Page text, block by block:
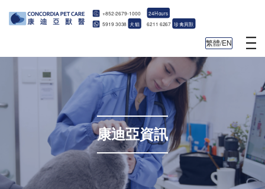
+852-2679-1000 24Hours
5919 3038 犬貓 6211 6267 珍禽異獸
繁體/EN
康迪亞資訊